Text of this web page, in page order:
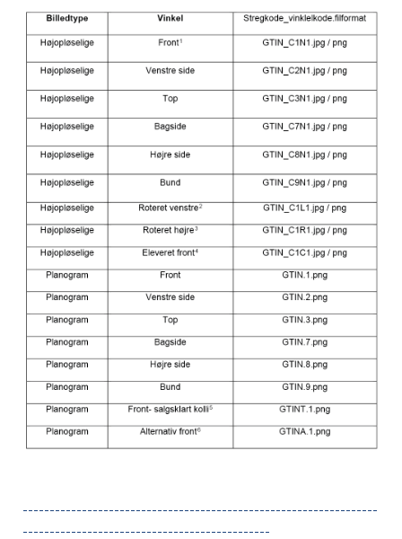
------------------------------------------------------------------
----------------------------------------------